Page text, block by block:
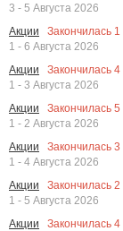
3 - 5 Августа 2026
Акции
Закончилась 1
1 - 6 Августа 2026
Акции
Закончилась 4
1 - 3 Августа 2026
Акции
Закончилась 5
1 - 2 Августа 2026
Акции
Закончилась 3
1 - 4 Августа 2026
Акции
Закончилась 2
1 - 5 Августа 2026
Акции
Закончилась 4